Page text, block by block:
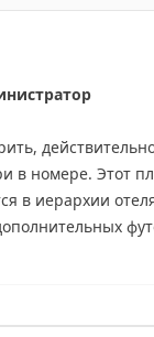
в номере. Этот
в иерархии
размер
весьма